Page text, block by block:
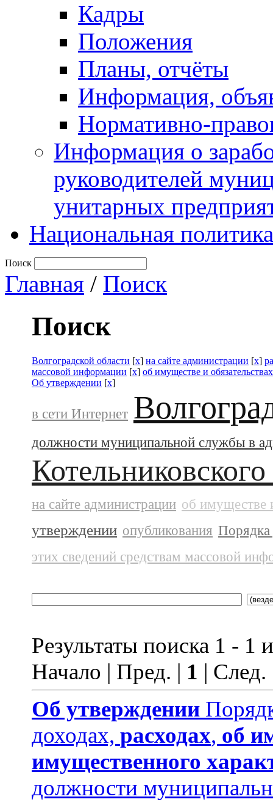
Кадры
Положения
Планы, отчёты
Информация,
Нормативно-
Информация о
руководителей
унитарных
Национальная политика
Поиск
Главная / Поиск
Поиск
Волгоградской области [x] на сайте администрации [x]
массовой информации [x] об имуществе и
Об утверждении [x]
в сети Интернет
должности муниципальной службы в
на сайте администрации об имуществе
утверждении опубликования Порядка
этих сведений средствам массовой
Результаты поиска 1 - 1
Начало | Пред. | 1 |
Об утверждении
доходах, расходах, об
имущественного
должности